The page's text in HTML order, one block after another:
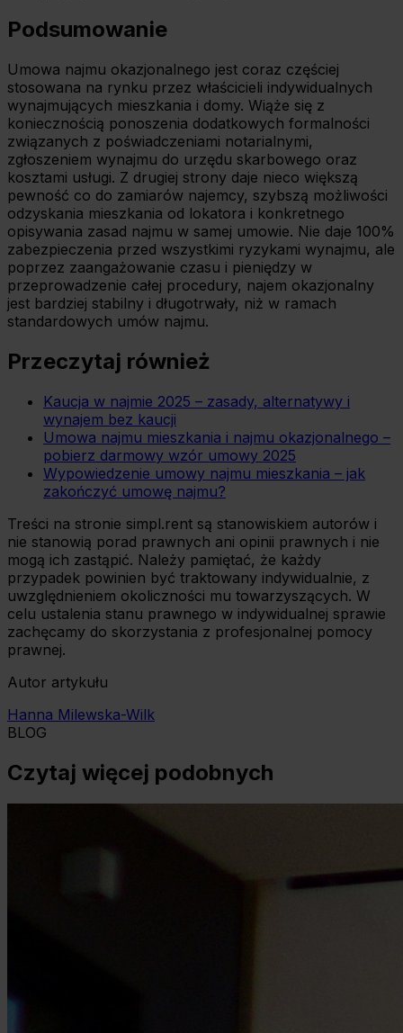
Podsumowanie
Umowa najmu okazjonalnego jest coraz częściej
stosowana na rynku przez właścicieli indywidualnych
wynajmujących mieszkania i domy. Wiąże się z
koniecznością ponoszenia dodatkowych formalności
związanych z poświadczeniami notarialnymi,
zgłoszeniem wynajmu do urzędu skarbowego oraz
kosztami usługi. Z drugiej strony daje nieco większą
pewność co do zamiarów najemcy, szybszą możliwości
odzyskania mieszkania od lokatora i konkretnego
opisywania zasad najmu w samej umowie. Nie daje 100%
zabezpieczenia przed wszystkimi ryzykami wynajmu, ale
poprzez zaangażowanie czasu i pieniędzy w
przeprowadzenie całej procedury, najem okazjonalny
jest bardziej stabilny i długotrwały, niż w ramach
standardowych umów najmu.
Przeczytaj również
Kaucja w najmie 2025 – zasady, alternatywy i
wynajem bez kaucji
Umowa najmu mieszkania i najmu okazjonalnego –
pobierz darmowy wzór umowy 2025
Wypowiedzenie umowy najmu mieszkania – jak
zakończyć umowę najmu?
Treści na stronie simpl.rent są stanowiskiem autorów i
nie stanowią porad prawnych ani opinii prawnych i nie
mogą ich zastąpić. Należy pamiętać, że każdy
przypadek powinien być traktowany indywidualnie, z
uwzględnieniem okoliczności mu towarzyszących. W
celu ustalenia stanu prawnego w indywidualnej sprawie
zachęcamy do skorzystania z profesjonalnej pomocy
prawnej.
Autor artykułu
Hanna Milewska-Wilk
BLOG
Czytaj więcej podobnych